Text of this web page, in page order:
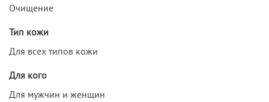
Очищение
Тип кожи
Для всех типов кожи
Для кого
Для мужчин и женщин